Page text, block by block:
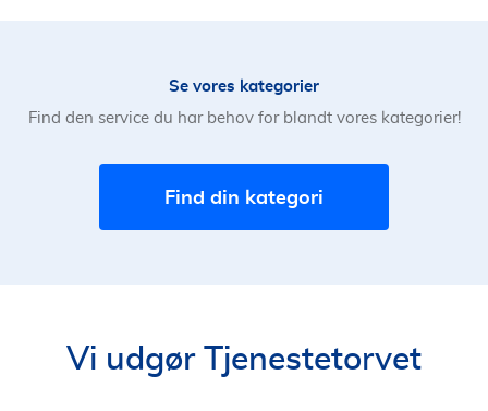
Se vores kategorier
Find den service du har behov for blandt vores kategorier!
Find din kategori
Vi udgør Tjenestetorvet